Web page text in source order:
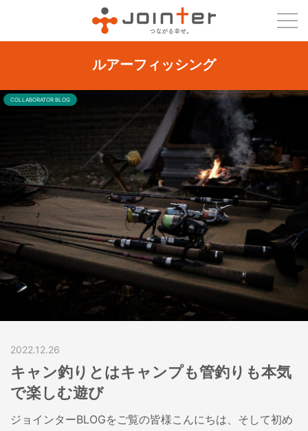
ルアーフィッシング
2022.12.26
キャン釣りとはキャンプも管釣りも本気
で楽しむ遊び
ジョインターBLOGをご覧の皆様こんにちは、そして初め